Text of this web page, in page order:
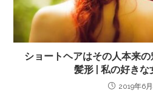
ショートヘアはその人本来
髪形 | 私の好きな
2019年6